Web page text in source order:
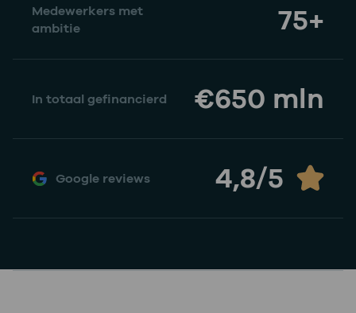
75+
Medewerkers met
ambitie
€650 mln
In totaal gefinancierd
4,8/5
Google reviews